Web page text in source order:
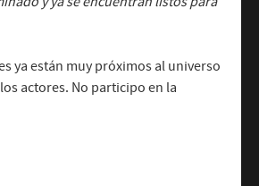
ya están muy próximos al universo
actores. No participo en la